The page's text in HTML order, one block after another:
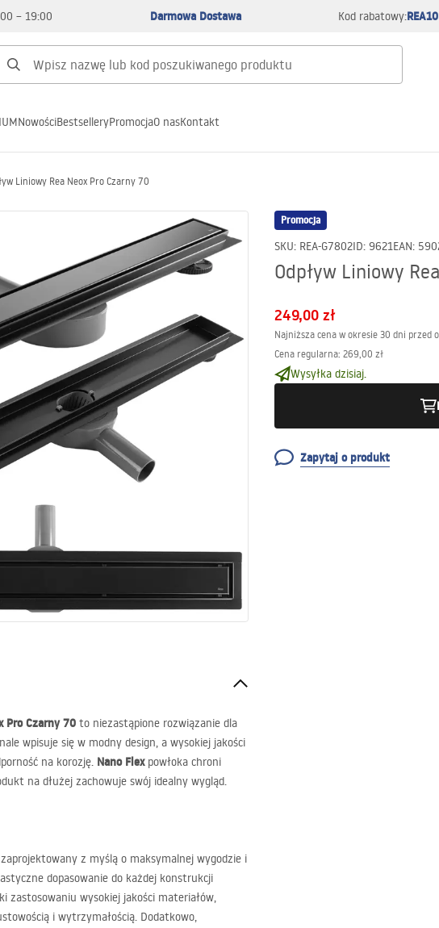
– 19:00 Darmowa Dostawa Kod rabatowy:REA10
NowościBestselleryPromocjaO nasKontakt
Liniowy Rea Neox Pro Czarny 70
Promocja
SKU: REA-G7802ID: 9621EAN:
Odpływ Liniowy
249,00 zł
Najniższa cena w okresie 30 dni przed
Cena regularna: 269,00 zł
Wysyłka dzisiaj.
Zapytaj o produkt
Pro Czarny 70 to niezastąpione rozwiązanie dla
wpisuje się w modny design, a wysokiej jakości
na korozję. Nano Flexpowłoka chroni
na dłużej zachowuje swój idealny wygląd.
z myślą o maksymalnej wygodzie i
dopasowanie do każdej konstrukcji
zastosowaniu wysokiej jakości materiałów,
i wytrzymałością. Dodatkowo,